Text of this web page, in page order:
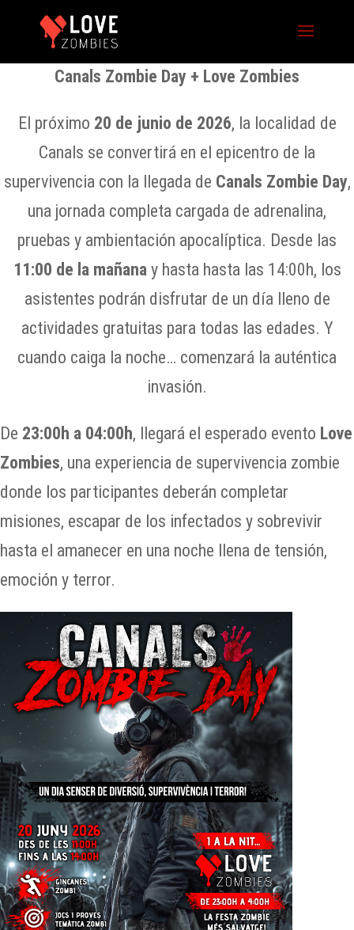
Canals Zombie Day + Love Zombies
El próximo 20 de junio de 2026, la localidad de
Canals se convertirá en el epicentro de la
supervivencia con la llegada de Canals Zombie Day,
una jornada completa cargada de adrenalina,
pruebas y ambientación apocalíptica. Desde las
11:00 de la mañanay hasta hasta las 14:00h, los
asistentes podrán disfrutar de un día lleno de
actividades gratuitas para todas las edades. Y
cuando caiga la noche… comenzará la auténtica
invasión.
De 23:00h a 04:00h, llegará el esperado evento Love
Zombies, una experiencia de supervivencia zombie
donde los participantes deberán completar
misiones, escapar de los infectados y sobrevivir
hasta el amanecer en una noche llena de tensión,
emoción y terror.